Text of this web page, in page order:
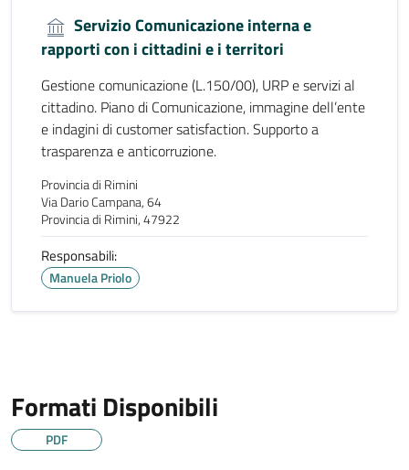
Servizio Comunicazione interna e
rapporti con i cittadini e i territori
Gestione comunicazione (L.150/00), URP e servizi al
cittadino. Piano di Comunicazione, immagine dell’ente
e indagini di customer satisfaction. Supporto a
trasparenza e anticorruzione.
Provincia di Rimini
Via Dario Campana, 64
Provincia di Rimini, 47922
Responsabili:
Manuela Priolo
Formati Disponibili
PDF